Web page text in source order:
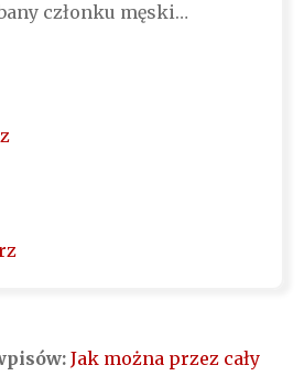
członku męski…
Jak można przez cały